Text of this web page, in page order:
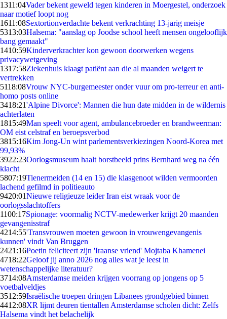
1311:04Vader bekent geweld tegen kinderen in Moergestel, onderzoek
naar motief loopt nog
1611:08Sextortionverdachte bekent verkrachting 13-jarig meisje
5313:03Halsema: "aanslag op Joodse school heeft mensen ongelooflijk
bang gemaakt"
1410:59Kinderverkrachter kon gewoon doorwerken wegens
privacywetgeving
1317:58Ziekenhuis klaagt patiënt aan die al maanden weigert te
vertrekken
5118:08Vrouw NYC-burgemeester onder vuur om pro-terreur en anti-
homo posts online
3418:21'Alpine Divorce': Mannen die hun date midden in de wildernis
achterlaten
1815:49Man speelt voor agent, ambulancebroeder en brandweerman:
OM eist celstraf en beroepsverbod
3815:16Kim Jong-Un wint parlementsverkiezingen Noord-Korea met
99,93%
3922:23Oorlogsmuseum haalt borstbeeld prins Bernhard weg na één
klacht
5807:19Tienermeiden (14 en 15) die klasgenoot wilden vermoorden
lachend gefilmd in politieauto
9420:01Nieuwe religieuze leider Iran eist wraak voor de
oorlogsslachtoffers
1100:17Spionage: voormalig NCTV-medewerker krijgt 20 maanden
gevangenisstraf
4214:55'Transvrouwen moeten gewoon in vrouwengevangenis
kunnen' vindt Van Bruggen
2421:16Poetin feliciteert zijn 'Iraanse vriend' Mojtaba Khamenei
4718:22Geloof jij anno 2026 nog alles wat je leest in
wetenschappelijke literatuur?
3714:08Amsterdamse meiden krijgen voorrang op jongens op 5
voetbalveldjes
3512:59Israëlische troepen dringen Libanees grondgebied binnen
4412:08XR lijmt deuren tientallen Amsterdamse scholen dicht: Zelfs
Halsema vindt het belachelijk